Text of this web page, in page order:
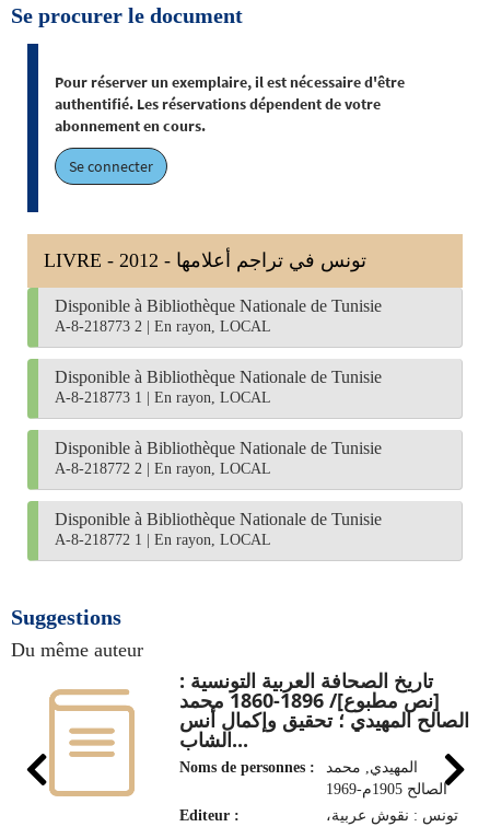
Se procurer le document
Pour réserver un exemplaire, il est nécessaire d'être
authentifié. Les réservations dépendent de votre
abonnement en cours.
Se connecter
LIVRE - 2012 - تونس في تراجم أعلامها
Disponible à Bibliothèque Nationale de Tunisie
A-8-218773 2 En rayon, LOCAL
Disponible à Bibliothèque Nationale de Tunisie
A-8-218773 1 En rayon, LOCAL
Disponible à Bibliothèque Nationale de Tunisie
A-8-218772 2 En rayon, LOCAL
Disponible à Bibliothèque Nationale de Tunisie
A-8-218772 1 En rayon, LOCAL
Suggestions
Du même auteur
تاريخ الصحافة العربية التونسية :
[نص مطبوع]/ 1896-1860 محمد
الصالح المهيدي ؛ تحقيق وإكمال أنس
الشاب...
Noms de personnes :
المهيدي, محمد
الصالح 1905م-1969
Editeur :
تونس : نقوش عربية،